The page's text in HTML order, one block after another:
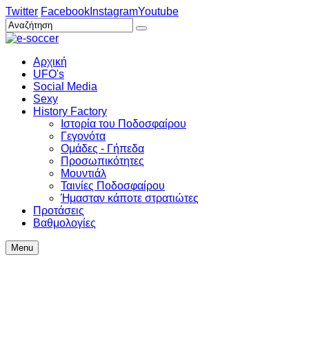
Twitter Facebook InstagramYoutube
Αρχική
UFO's
Social Media
Sexy
History Factory
Ιστορία του Ποδοσφαίρου
Γεγονότα
Ομάδες - Γήπεδα
Προσωπικότητες
Μουντιάλ
Ταινίες Ποδοσφαίρου
Ήμασταν κάποτε στρατιώτες
Προτάσεις
Βαθμολογίες
Menu